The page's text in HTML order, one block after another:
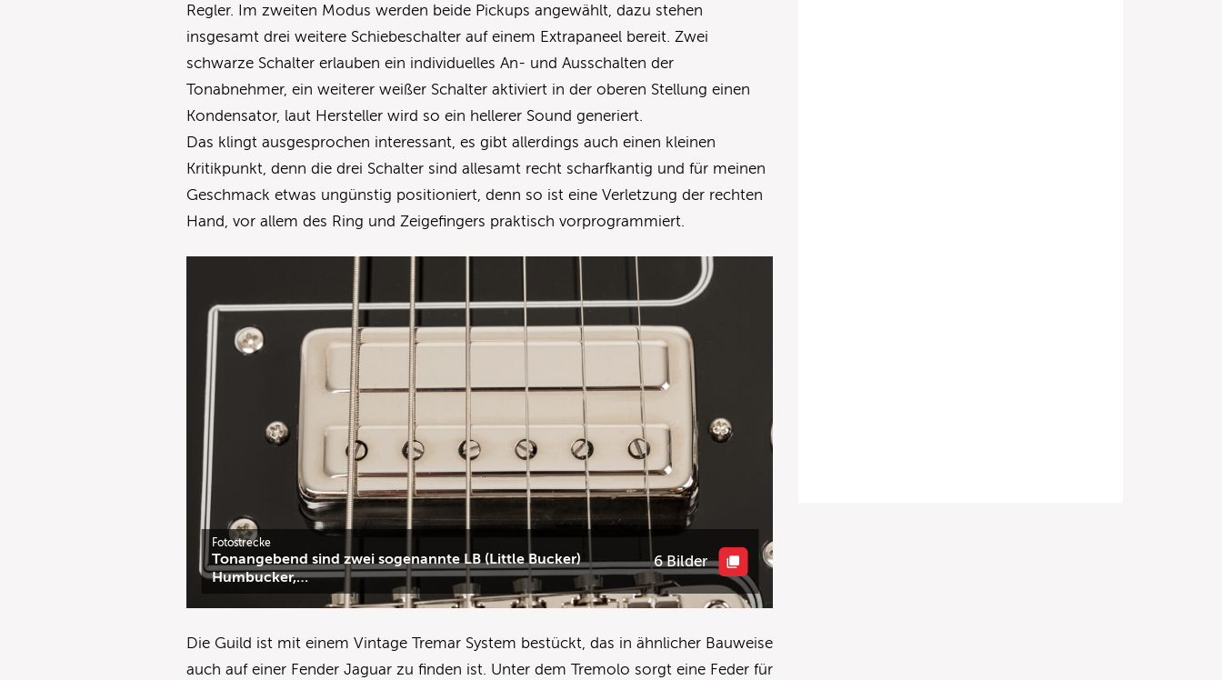
Regler. Im zweiten Modus werden beide Pickups angewählt, dazu stehen
insgesamt drei weitere Schiebeschalter auf einem Extrapaneel bereit. Zwei
schwarze Schalter erlauben ein individuelles An- und Ausschalten der
Tonabnehmer, ein weiterer weißer Schalter aktiviert in der oberen Stellung einen
Kondensator, laut Hersteller wird so ein hellerer Sound generiert.
Das klingt ausgesprochen interessant, es gibt allerdings auch einen kleinen
Kritikpunkt, denn die drei Schalter sind allesamt recht scharfkantig und für meinen
Geschmack etwas ungünstig positioniert, denn so ist eine Verletzung der rechten
Hand, vor allem des Ring und Zeigefingers praktisch vorprogrammiert.
Fotostrecke
Tonangebend sind zwei sogenannte LB (Little Bucker)
Humbucker,…
6 Bilder
Die Guild ist mit einem Vintage Tremar System bestückt, das in ähnlicher Bauweise
auch auf einer Fender Jaguar zu finden ist. Unter dem Tremolo sorgt eine Feder für